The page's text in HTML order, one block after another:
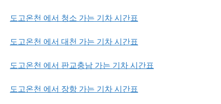
도고온천 에서 청소 가는 기차 시간표
도고온천 에서 대천 가는 기차 시간표
도고온천 에서 판교충남 가는 기차 시간표
도고온천 에서 장항 가는 기차 시간표